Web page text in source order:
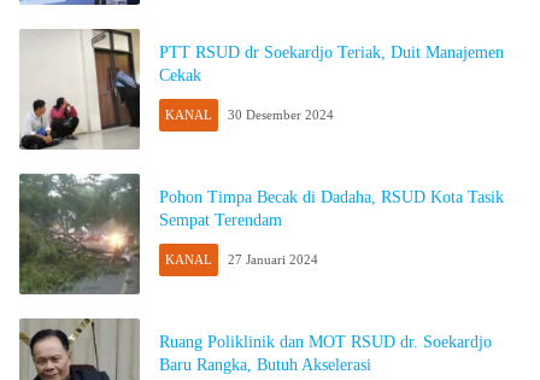
PTT RSUD dr Soekardjo Teriak, Duit Manajemen
Cekak
KANAL 30 Desember 2024
Pohon Timpa Becak di Dadaha, RSUD Kota Tasik
Sempat Terendam
KANAL 27 Januari 2024
Ruang Poliklinik dan MOT RSUD dr. Soekardjo
Baru Rangka, Butuh Akselerasi